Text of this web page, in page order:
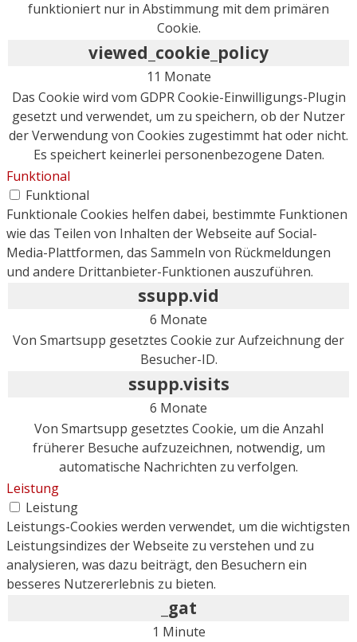
funktioniert nur in Abstimmung mit dem primären
Cookie.
viewed_cookie_policy
11 Monate
Das Cookie wird vom GDPR Cookie-Einwilligungs-Plugin
gesetzt und verwendet, um zu speichern, ob der Nutzer
der Verwendung von Cookies zugestimmt hat oder nicht.
Es speichert keinerlei personenbezogene Daten.
Funktional
Funktional
Funktionale Cookies helfen dabei, bestimmte Funktionen
wie das Teilen von Inhalten der Webseite auf Social-
Media-Plattformen, das Sammeln von Rückmeldungen
und andere Drittanbieter-Funktionen auszuführen.
ssupp.vid
6 Monate
Von Smartsupp gesetztes Cookie zur Aufzeichnung der
Besucher-ID.
ssupp.visits
6 Monate
Von Smartsupp gesetztes Cookie, um die Anzahl
früherer Besuche aufzuzeichnen, notwendig, um
automatische Nachrichten zu verfolgen.
Leistung
Leistung
Leistungs-Cookies werden verwendet, um die wichtigsten
Leistungsindizes der Webseite zu verstehen und zu
analysieren, was dazu beiträgt, den Besuchern ein
besseres Nutzererlebnis zu bieten.
_gat
1 Minute